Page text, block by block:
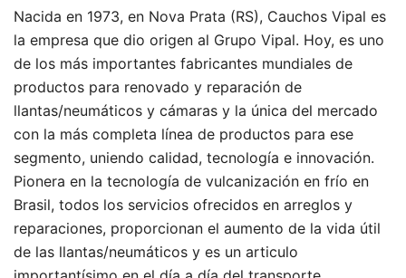
Nacida en 1973, en Nova Prata (RS), Cauchos Vipal es
la empresa que dio origen al Grupo Vipal. Hoy, es uno
de los más importantes fabricantes mundiales de
productos para renovado y reparación de
llantas/neumáticos y cámaras y la única del mercado
con la más completa línea de productos para ese
segmento, uniendo calidad, tecnología e innovación.
Pionera en la tecnología de vulcanización en frío en
Brasil, todos los servicios ofrecidos en arreglos y
reparaciones, proporcionan el aumento de la vida útil
de las llantas/neumáticos y es un articulo